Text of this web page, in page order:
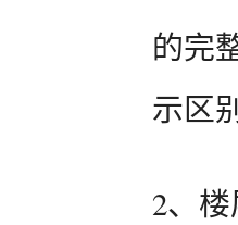
的完
示区
2、